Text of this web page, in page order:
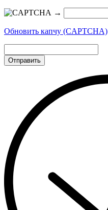
→
Обновить капчу (CAPTCHA)
Отправить